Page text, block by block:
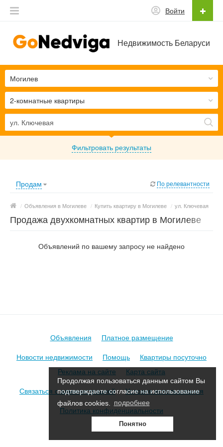
Продолжая пользоваться данным сайтом Вы
подтверждаете согласие на использование
файлов cookies.
подробнее
Понятно
Недвижимость Беларуси
Войти
2-комнатные квартиры
Могилев
Фильтровать результаты
Продам По релевантности
/ Объявления в Могилеве / Купить квартиру в Могилеве / ул. Ключевая
Продажа двухкомнатных квартир в Могилеве
Объявлений по вашему запросу не найдено
Объявления
Платное размещение
Новости недвижимости
Помощь
Квартиры посуточно
Реклама на сайте
Карта сайта
Связаться с администрацией
Условия использования
Политика конфиденциальности